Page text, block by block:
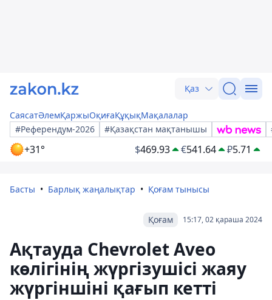
Қаз
СаясатӘлемҚаржыОқиғаҚұқықМақалалар
#Референдум-2026
#Қазақстан мақтанышы
+31° $469.93 €541.64 ₽5.71
Басты Барлық жаңалықтар Қоғам тынысы
15:17, 02 қараша 2024
Қоғам
Ақтауда Chevrolet Aveo
көлігінің жүргізушісі жаяу
жүргіншіні қағып кетті